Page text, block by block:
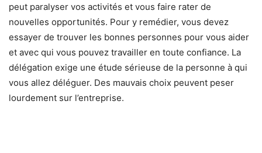
peut paralyser vos activités et vous faire rater de
nouvelles opportunités. Pour y remédier, vous devez
essayer de trouver les bonnes personnes pour vous aider
et avec qui vous pouvez travailler en toute confiance. La
délégation exige une étude sérieuse de la personne à qui
vous allez déléguer. Des mauvais choix peuvent peser
lourdement sur l’entreprise.